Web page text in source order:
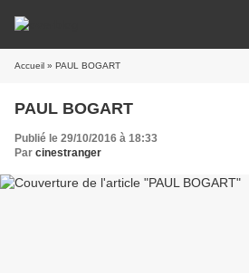
Accueil » PAUL BOGART
PAUL BOGART
Publié le 29/10/2016 à 18:33
Par cinestranger